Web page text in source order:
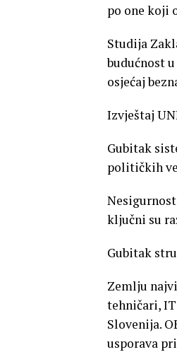
po one koji
Studija
budućnost
osjećaj
Izvještaj
Gubitak
političkih
ključni su
Gubitak
Zemlju
tehničari,
Slovenija.
usporava